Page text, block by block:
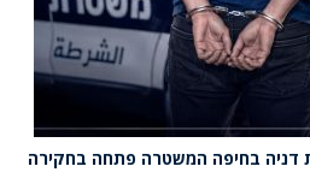
דניה בחיפה המשטרה פתחה בחקירה